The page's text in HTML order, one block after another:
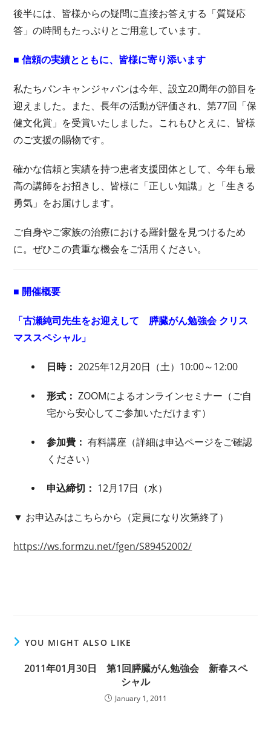
後半には、皆様からの疑問に直接お答えする「質疑応
答」の時間もたっぷりとご用意しています。
■ 信頼の実績とともに、皆様に寄り添います
私たちパンキャンジャパンは今年、設立20周年の節目を
迎えました。また、長年の活動が評価され、第77回「保
健文化賞」を受賞いたしました。これもひとえに、皆様
のご支援の賜物です。
確かな信頼と実績を持つ患者支援団体として、今年も最
高の講師をお招きし、皆様に「正しい知識」と「生きる
勇気」をお届けします。
ご自身やご家族の治療における羅針盤を見つけるため
に。ぜひこの貴重な機会をご活用ください。
■ 開催概要
「古瀬純司先生をお迎えして 膵臓がん勉強会 クリス
マススペシャル」
日時： 2025年12月20日（土）10:00～12:00
形式： ZOOMによるオンラインセミナー（ご自
宅から安心してご参加いただけます）
参加費： 有料講座（詳細は申込ページをご確認
ください）
申込締切： 12月17日（水）
▼ お申込みはこちらから（定員になり次第終了）
https://ws.formzu.net/fgen/S89452002/
YOU MIGHT ALSO LIKE
2011年01月30日 第1回膵臓がん勉強会 新春スペ
シャル
January 1, 2011